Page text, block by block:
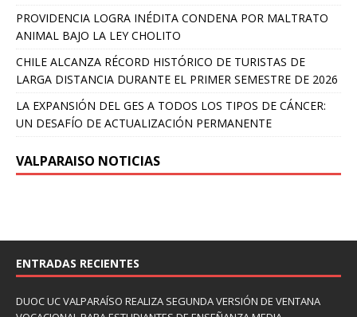
PROVIDENCIA LOGRA INÉDITA CONDENA POR MALTRATO
ANIMAL BAJO LA LEY CHOLITO
CHILE ALCANZA RÉCORD HISTÓRICO DE TURISTAS DE
LARGA DISTANCIA DURANTE EL PRIMER SEMESTRE DE 2026
LA EXPANSIÓN DEL GES A TODOS LOS TIPOS DE CÁNCER:
UN DESAFÍO DE ACTUALIZACIÓN PERMANENTE
VALPARAISO NOTICIAS
ENTRADAS RECIENTES
DUOC UC VALPARAÍSO REALIZA SEGUNDA VERSIÓN DE VENTANA